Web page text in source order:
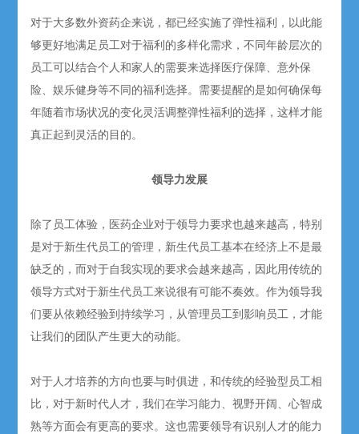
对于大多数外资药企来说，都已经实施了弹性福利，以此能
够更好地满足员工对于福利的多样化需求，不同年龄层次的
员工可以结合个人和家人的需要来选择医疗保障、意外保
险、娱乐健身等不同的福利选择。需要提醒的是如何确保每
年随着市场状况的变化灵活调整弹性福利的选择，这样才能
真正起到灵活的目的。
领导力发展
除了员工体验，医药企业对于领导力要求也越来越高，特别
是对于新生代员工的管理，新生代员工基本在经济上不是最
缺乏的，而对于自我实现的要求会越来越高，因此用传统的
领导方式对于新生代员工来说很有可能不奏效。作为领导我
们要从依赖经验到持续学习，从管理员工到影响员工，才能
让我们的团队产生更大的动能。
对于人才培养的方向也要与时俱进，和传统的经验型员工相
比，对于新时代人才，我们在学习能力、视野开阔、心智成
熟等方面会有更高的要求。这也需要领导有识别人才的能力